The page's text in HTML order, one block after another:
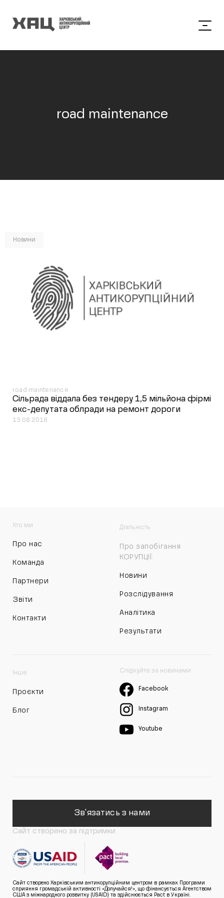
road maintenance
Новини
road maintenance
Сільрада віддала без тендеру 1,5 мільйона фірмі
екс-депутата облради на ремонт дороги
13.08.2018
Хто ми
Про нас
Команда
Партнери
Звіти
Контакти
Діяльність
Про запобігання
КОРУПЦІЇ:
Новини
Розслідування
Аналітика
Результати
Інше
Проєкти
Блог
Слідкуйте за новинами
Facebook
Instagram
Youtube
Зв'язатись з нами
Сайт створено за підтримки
Сайт створено Харківським антикорупційним центром в рамках Програми
сприяння громадській активності «Долучайся!», що фінансується Агентством
США з міжнародного розвитку (USAID) та здійснюється Pact в Україні.